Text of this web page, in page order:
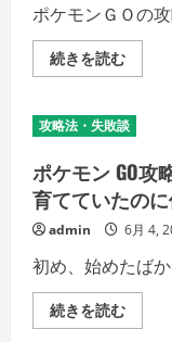
さ
い
験
モ
ン
ス
強
化
ま
だ
ま
だ
先、
化
を
先
に
ポケモンＧＯの
続きを読むポ
ケ
GO
攻
私
の
失
敗
し
た
体
験
イ
ー
ブ
攻略法・失敗談
ポケモン GO攻
育てていたの
admin 6月 4,
初め、始めたば
続きを読むポ
ケ